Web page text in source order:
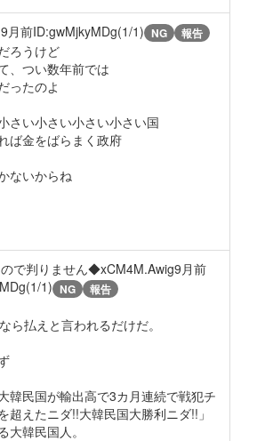
9月前ID:gwMjkyMDg(1/1) NG 報告
ろうけど
、つい数年前では
ったのよ
さい小さい小さい小さい国
ば金をばらまく政府
ないからね
で判りません◆xCM4M.Awig9月前
1) NG 報告
ら払えと言われるだけだ。
韓民国が輸出高で3カ月連続で戦犯チ
超えたニダ!!大韓民国大勝利ニダ!!」
大韓民国人。